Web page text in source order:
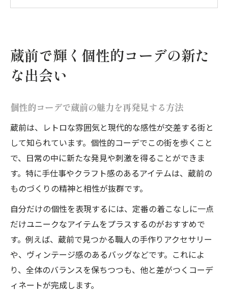
デ術
蔵前ブランドが提案する唯一無二の個性的
コーデ
Jsファッション店舗の個性的コーデポイン
ト
遊び心溢れる個性的コーデのコツを紹介
蔵前で注目の個性的コーデ提案と選び方
日本人デザイナーによる一味違うセレクト術
日本人デザイナー発の個性的コーデが注目
される理由
J's selectが選ぶ個性的コーデの魅力とは
蔵前発のブランドで叶う個性的コーデ体験
蔵前で輝く個性的コーデの新た
な出会い
個性的コーデで蔵前の魅力を再発見する方法
蔵前は、レトロな雰囲気と現代的な感性が交差する街と
して知られています。個性的コーデでこの街を歩くこと
で、日常の中に新たな発見や刺激を得ることができま
す。特に手仕事やクラフト感のあるアイテムは、蔵前の
ものづくりの精神と相性が抜群です。
自分だけの個性を表現するには、定番の着こなしに一点
だけユニークなアイテムをプラスするのがおすすめで
す。例えば、蔵前で見つかる職人の手作りアクセサリー
や、ヴィンテージ感のあるバッグなどです。これによ
り、全体のバランスを保ちつつも、他と差がつくコーデ
ィネートが完成します。